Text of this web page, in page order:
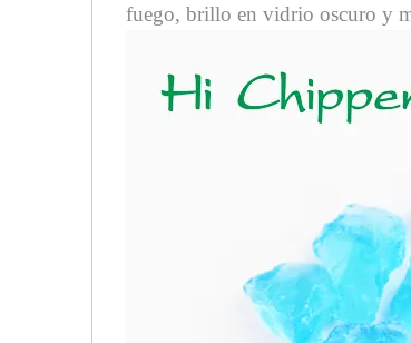
fuego, brillo en vidrio oscuro y